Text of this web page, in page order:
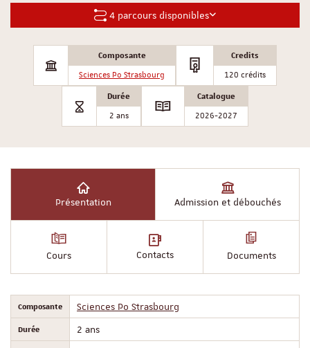
4 parcours disponibles
Composante
Sciences Po Strasbourg
Credits
120 crédits
Durée
2 ans
Catalogue
2026-2027
Présentation Admission et débouchés
Cours Contacts Documents
Composante Sciences Po Strasbourg
Durée 2 ans